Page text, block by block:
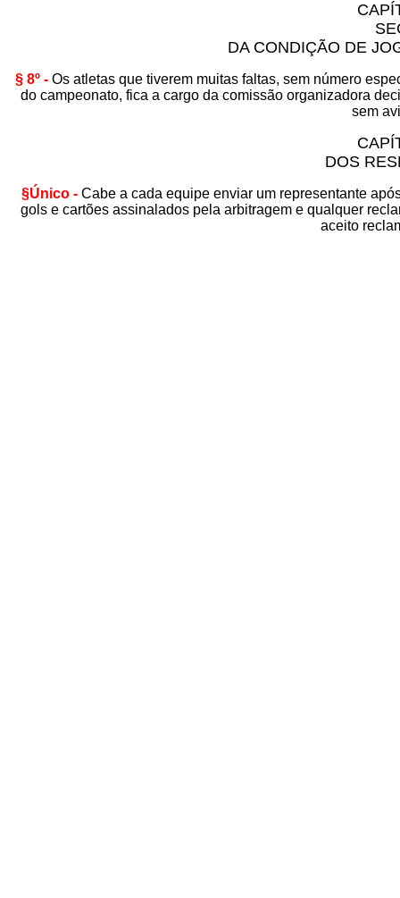
DA CONDIÇÃO DE
§ 8º - Os atletas que tiverem muitas faltas, sem número
do campeonato, fica a cargo da comissão organizadora
sem
DOS
§Único - Cabe a cada equipe enviar um representante
gols e cartões assinalados pela arbitragem e qualquer
aceito